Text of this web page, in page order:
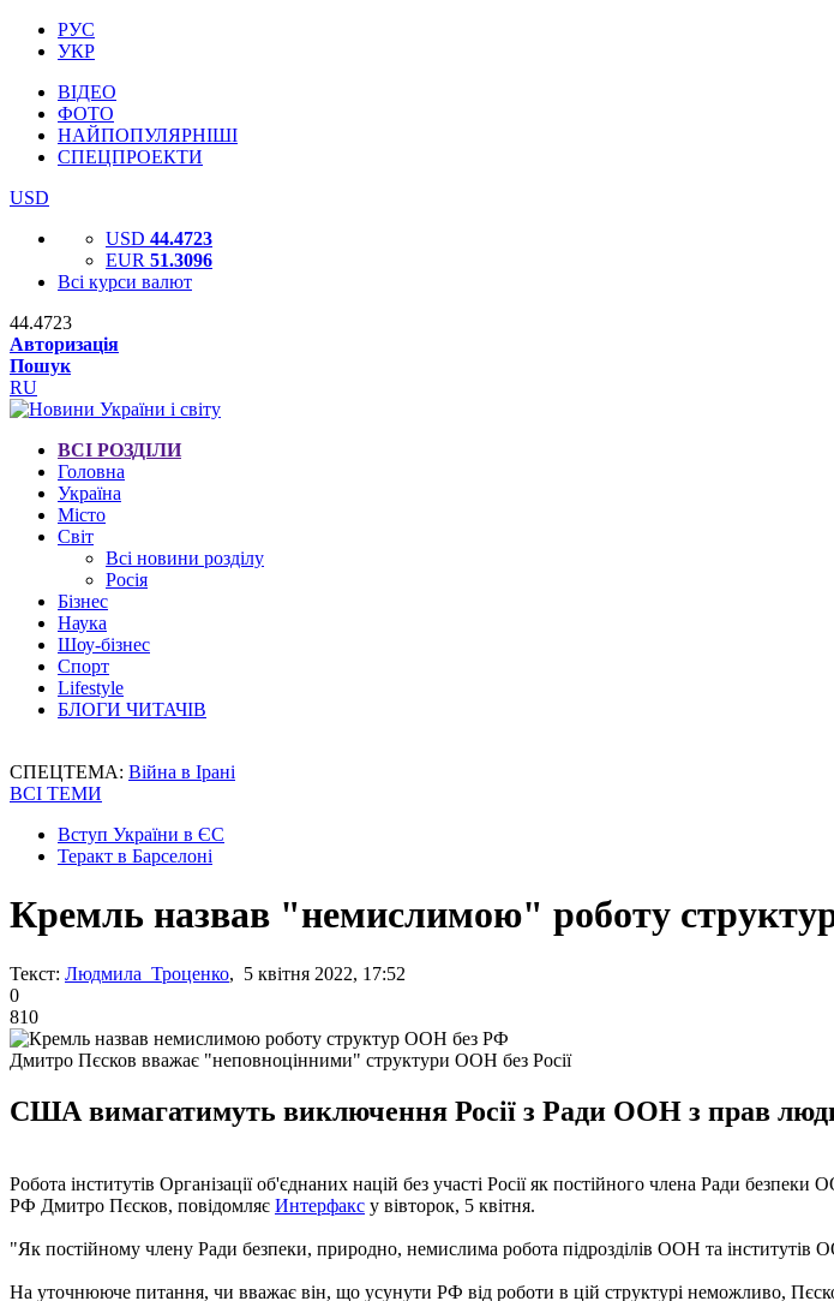
РУС
УКР
ВІДЕО
ФОТО
НАЙПОПУЛЯРНІШІ
СПЕЦПРОЕКТИ
USD
USD 44.4723
EUR 51.3096
Всі курси валют
44.4723
Авторизація
Пошук
RU
ВСІ РОЗДІЛИ
Головна
Україна
Місто
Світ
Всі новини розділу
Росія
Бізнес
Наука
Шоу-бізнес
Спорт
Lifestyle
БЛОГИ ЧИТАЧІВ
СПЕЦТЕМА: Війна в Ірані
ВСІ ТЕМИ
Вступ України в ЄС
Теракт в Барселоні
Кремль назвав "немислимою" роботу
Текст: Людмила Троценко, 5 квітня 2022, 17:52
0
810
Дмитро Пєсков вважає "неповноцінними" структури ООН без Росії
США вимагатимуть виключення Росії з Ради ООН з прав
Робота інститутів Організації об'єднаних націй без участі Росії як постійного члена Ради
РФ Дмитро Пєсков, повідомляє Интерфакс у вівторок, 5 квітня.
"Як постійному члену Ради безпеки, природно, немислима робота підрозділів ООН та інститутів
На уточнююче питання, чи вважає він, що усунути РФ від роботи в цій структурі неможливо,